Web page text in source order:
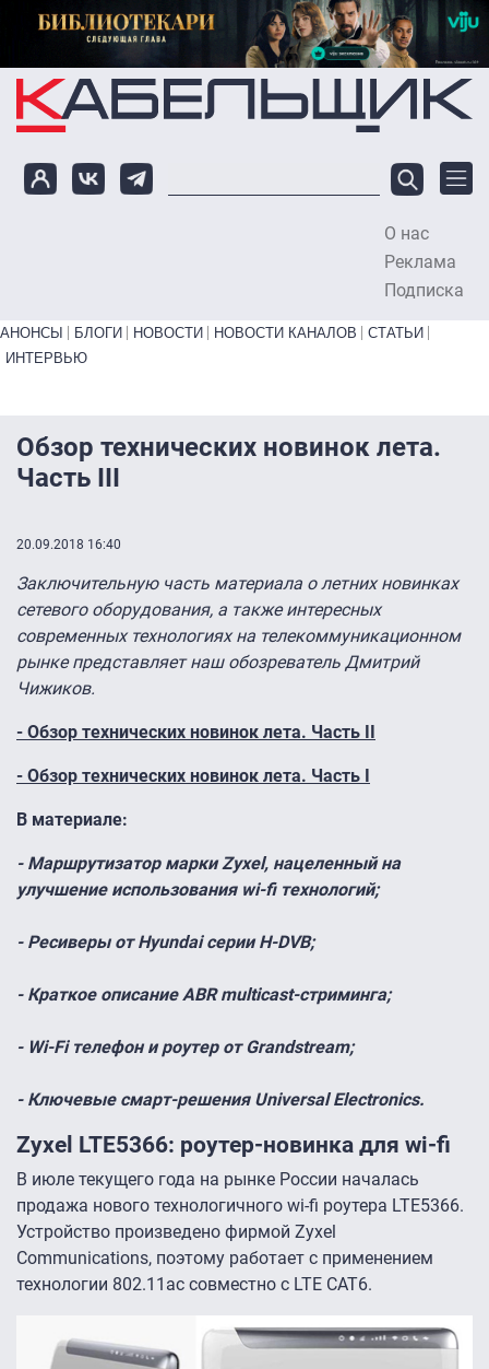
Перейти к основному содержанию
О нас
Реклама
Подписка
Primary links bottom
АНОНСЫ БЛОГИ НОВОСТИ НОВОСТИ КАНАЛОВ
СТАТЬИ
ИНТЕРВЬЮ
Обзор технических новинок лета.
Часть III
20.09.2018 16:40
Заключительную часть материала о летних новинках
сетевого оборудования, а также интересных
современных технологиях на телекоммуникационном
рынке представляет наш обозреватель Дмитрий
Чижиков.
- Обзор технических новинок лета. Часть II
- Обзор технических новинок лета. Часть I
В материале:
- Маршрутизатор марки Zyxel, нацеленный на
улучшение использования wi-fi технологий;
- Ресиверы от Hyundai серии H-DVB;
- Краткое описание ABR multicast-стриминга;
- Wi-Fi телефон и роутер от Grandstream;
- Ключевые смарт-решения Universal Electronics.
Zyxel LTE5366: роутер-новинка для wi-fi
В июле текущего года на рынке России началась
продажа нового технологичного wi-fi роутера LTE5366.
Устройство произведено фирмой Zyxel
Communications, поэтому работает с применением
технологии 802.11ac совместно с LTE CAT6.